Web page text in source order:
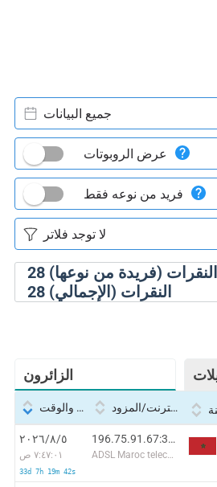
28 النقرات (فريدة من نوعها)
28 النقرات (الإجمالي)
جميع البيانات
عرض الروبوتات
فريد من نوعه فقط
الزائرون
التاريخ والوقت بروتوكول الإنترنت/المزود
٥‏/٨‏/٢٠٢٦
٧:٤٧:٠١ ص
33d 7h 19m 42s
196.75.91.67:39236
ADSL Maroc telecom